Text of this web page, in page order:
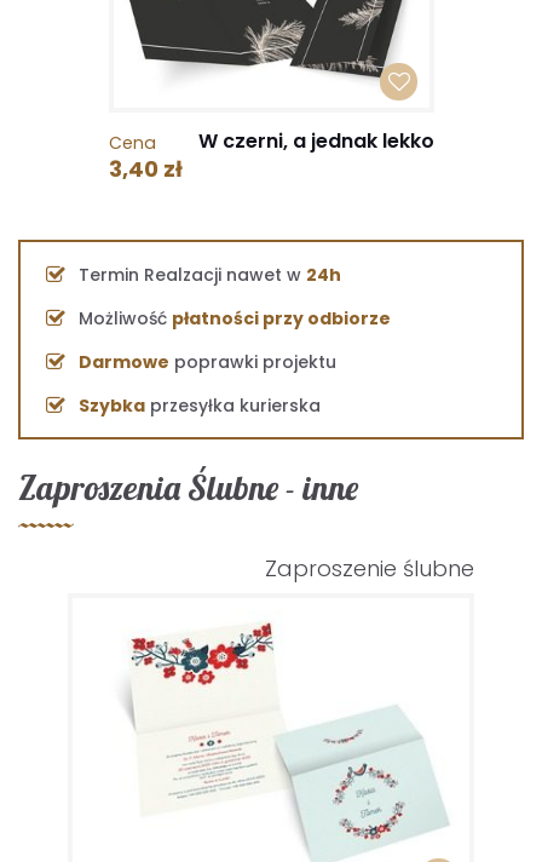
Zaproszenia Ślubne - inne
Zaproszenie ślubne
Cena
3,40 zł
W czerni, a jednak lekko
Termin Realzacji nawet w 24h
Możliwość płatności przy odbiorze
Darmowe poprawki projektu
Szybka przesyłka kurierska